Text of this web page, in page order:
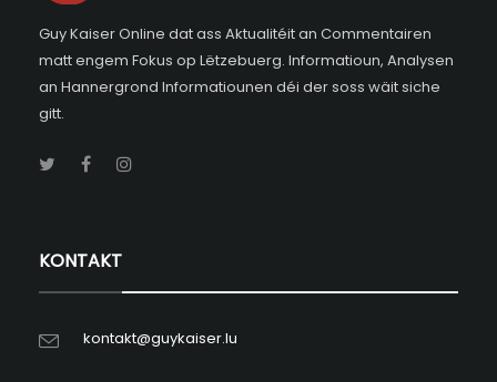
Guy Kaiser Online dat ass Aktualitéit an Commentairen
matt engem Fokus op Lëtzebuerg. Informatioun, Analysen
an Hannergrond Informatiounen déi der soss wäit siche
gitt.
KONTAKT
kontakt@guykaiser.lu